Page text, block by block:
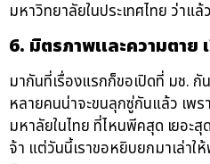
มหาวิทยาลัยในประเทศไทย ว่าแ
6. มิตรภาพและความตาย
มากันที่เรื่องแรกก็ขอเปิดที่ มช. กั
หลายคนน่าจะขนลุกซู่กันแล้ว เพร
มหาลัยในไทย ที่ไหนพีคสุด เยอะ
จ้า แต่วันนี้เราขอหยิบยกมาเล่าใ